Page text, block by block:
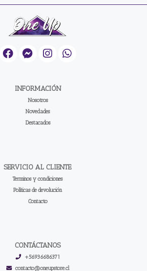
INFORMACIÓN
Nosotros
Novedades
Destacados
SERVICIO AL CLIENTE
Terminos y condiciones
Políticas de devolución
Contacto
CONTÁCTANOS
+56936686371
contacto@oneupstore.cl